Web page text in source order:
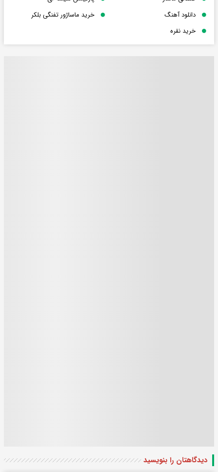
دانلود آهنگ
خرید ماساژور تفنگی بلکر
خرید نقره
دیدگاهتان را بنویسید